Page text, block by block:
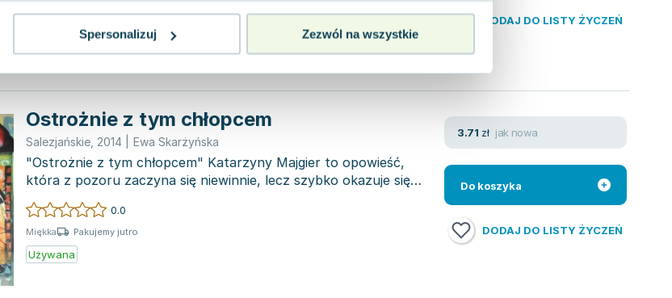
Spersonalizuj Zezwól na wszystkie
Wyprzedaż
DODAJ DO LISTY ŻYCZEŃ
Ostrożnie z tym chłopcem
Salezjańskie 2014 Ewa Skarżyńska
"Ostrożnie z tym chłopcem" Katarzyny Majgier to opowieść,
która z pozoru zaczyna się niewinnie, lecz szybko okazuje się
niezwykła....
0.0
Miękka Pakujemy jutro
Używana
3.71 zł jak nowa
Do koszyka
DODAJ DO LISTY ŻYCZEŃ